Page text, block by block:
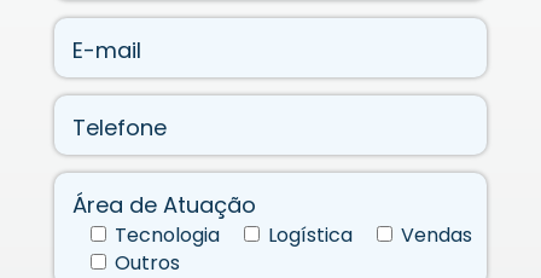
E-mail
Telefone
Área de Atuação
Tecnologia Logística
Vendas
Outros